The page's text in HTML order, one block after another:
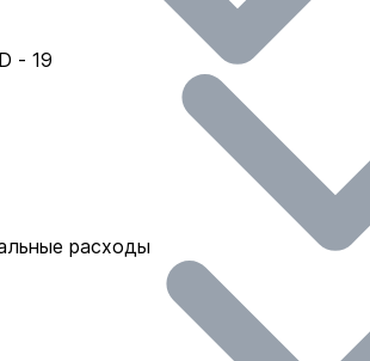
- 19
расходы